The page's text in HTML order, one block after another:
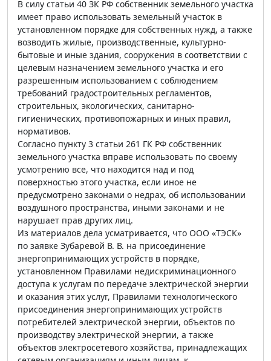
В силу статьи 40 ЗК РФ собственник земельного участка
имеет право использовать земельный участок в
установленном порядке для собственных нужд, а также
возводить жилые, производственные, культурно-
бытовые и иные здания, сооружения в соответствии с
целевым назначением земельного участка и его
разрешенным использованием с соблюдением
требований градостроительных регламентов,
строительных, экологических, санитарно-
гигиенических, противопожарных и иных правил,
нормативов.
Согласно пункту 3 статьи 261 ГК РФ собственник
земельного участка вправе использовать по своему
усмотрению все, что находится над и под
поверхностью этого участка, если иное не
предусмотрено законами о недрах, об использовании
воздушного пространства, иными законами и не
нарушает прав других лиц.
Из материалов дела усматривается, что ООО «ТЭСК»
по заявке Зубаревой В. В. на присоединение
энергопринимающих устройств в порядке,
установленном Правилами недискриминационного
доступа к услугам по передаче электрической энергии
и оказания этих услуг, Правилами технологического
присоединения энергопринимающих устройств
потребителей электрической энергии, объектов по
производству электрической энергии, а также
объектов электросетевого хозяйства, принадлежащих